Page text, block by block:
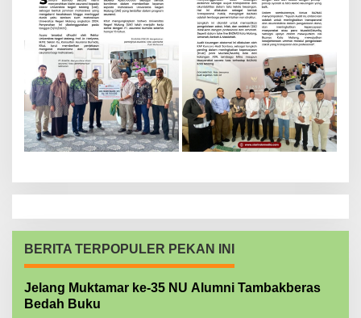
BERITA TERPOPULER PEKAN INI
Jelang Muktamar ke-35 NU Alumni Tambakberas
Bedah Buku